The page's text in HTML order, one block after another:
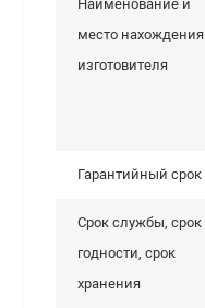
Наименование и
место нахождения
изготовителя
Гарантийный срок
Срок службы, срок
годности, срок
хранения